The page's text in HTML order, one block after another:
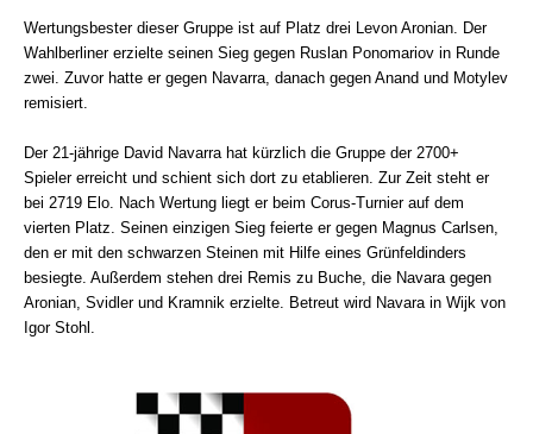
Wertungsbester dieser Gruppe ist auf Platz drei Levon Aronian. Der
Wahlberliner erzielte seinen Sieg gegen Ruslan Ponomariov in Runde
zwei. Zuvor hatte er gegen Navarra, danach gegen Anand und Motylev
remisiert.
Der 21-jährige David Navarra hat kürzlich die Gruppe der 2700+
Spieler erreicht und schient sich dort zu etablieren. Zur Zeit steht er
bei 2719 Elo. Nach Wertung liegt er beim Corus-Turnier auf dem
vierten Platz. Seinen einzigen Sieg feierte er gegen Magnus Carlsen,
den er mit den schwarzen Steinen mit Hilfe eines Grünfeldinders
besiegte. Außerdem stehen drei Remis zu Buche, die Navara gegen
Aronian, Svidler und Kramnik erzielte. Betreut wird Navara in Wijk von
Igor Stohl.